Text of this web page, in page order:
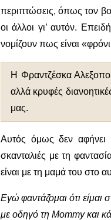
περιπτώσεις, όπως τον
οι άλλοι γι’ αυτόν.
νομίζουν πως είναι
Η Φραντζέσκα
αλλά κρυφές
μας.
Αυτός όμως δεν αφήνει
σκανταλιές με τη
είναι με τη μαμά του στο
Εγώ φαντάζομαι ότι είμαι
με οδηγό τη Mommy και